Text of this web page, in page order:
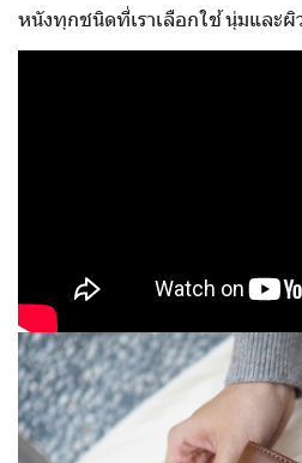
หนังทุกชนิดที่เราเลือกใช้ นุ่มและ